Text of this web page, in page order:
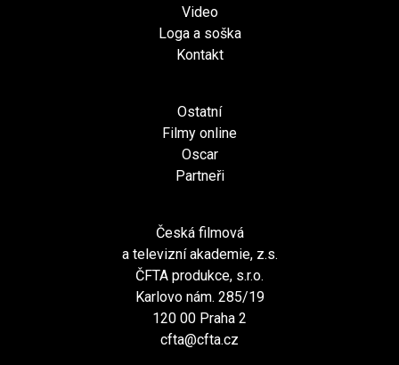
Video
Loga a soška
Kontakt
Ostatní
Filmy online
Oscar
Partneři
Česká filmová
a televizní akademie, z.s.
ČFTA produkce, s.r.o.
Karlovo nám. 285/19
120 00 Praha 2
cfta@cfta.cz